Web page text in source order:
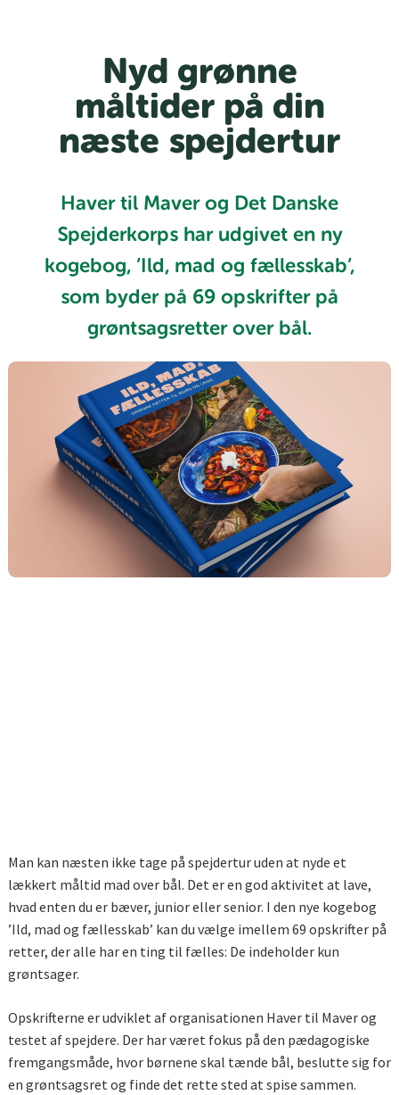
Nyd grønne
måltider på din
næste spejdertur
Haver til Maver og Det Danske
Spejderkorps har udgivet en ny
kogebog, ’Ild, mad og fællesskab’,
som byder på 69 opskrifter på
grøntsagsretter over bål.
Man kan næsten ikke tage på spejdertur uden at nyde et
lækkert måltid mad over bål. Det er en god aktivitet at lave,
hvad enten du er bæver, junior eller senior. I den nye kogebog
’Ild, mad og fællesskab’ kan du vælge imellem 69 opskrifter på
retter, der alle har en ting til fælles: De indeholder kun
grøntsager.
Opskrifterne er udviklet af organisationen Haver til Maver og
testet af spejdere. Der har været fokus på den pædagogiske
fremgangsmåde, hvor børnene skal tænde bål, beslutte sig for
en grøntsagsret og finde det rette sted at spise sammen.